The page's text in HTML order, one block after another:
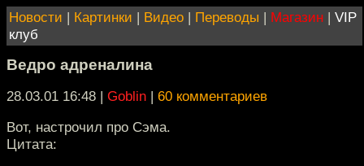
Новости | Картинки | Видео | Переводы | Магазин | VIP
клуб
Ведро адреналина
28.03.01 16:48 | Goblin | 60 комментариев
Вот, настрочил про Сэма.
Цитата: